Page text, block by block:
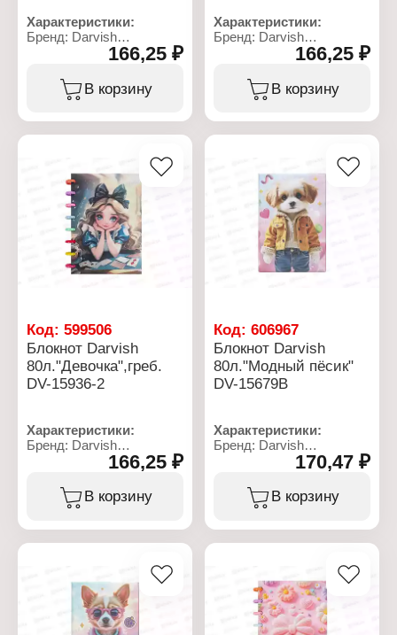
Характеристики:
Бренд: Darvish
Артикул: DV-15935-4
Тип товара: Блокнот
Дизайн: "Бабочки"
Размер: 15,5х21 см
Материал блока: офсет
Материал обложки:
картон
166,25 ₽
В корзину
Характеристики:
Бренд: Darvish
Артикул: DV-15934-4
Тип товара: Блокнот
Дизайн: "Бантик"
Размер: 15,5х21 см
Материал блока: офсет
Материал обложки:
166,25 ₽
В корзину
Код: 599506
Блокнот Darvish
80л."Девочка",греб.
DV-15936-2
Характеристики:
Бренд: Darvish
Артикул: DV-15936-2
Тип товара: Блокнот
Дизайн: "Девочка"
Размер: 15,5х21 см
Материал блока: офсет
Материал обложки:
166,25 ₽
В корзину
Код:606967
Блокнот Darvish
80л."Модный пёсик"
DV-15679В
Характеристики:
Бренд: Darvish
Артикул: DV-15679В-1
Тип товара: Блокнот
Модель: "Модный пёсик"
Размер: 14,3х21 см
Материал блока: офсет
Материал обложки: ПВХ,
картон
Плотность бумаги: 70 г/
170,47 ₽
В корзину